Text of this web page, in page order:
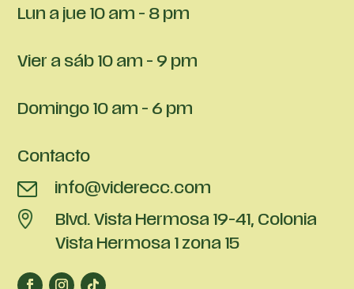
Lun a jue 10 am - 8 pm
Vier a sáb 10 am - 9 pm
Domingo 10 am - 6 pm
Contacto
info@viderecc.com
Blvd. Vista Hermosa 19-41, Colonia
Vista Hermosa 1 zona 15